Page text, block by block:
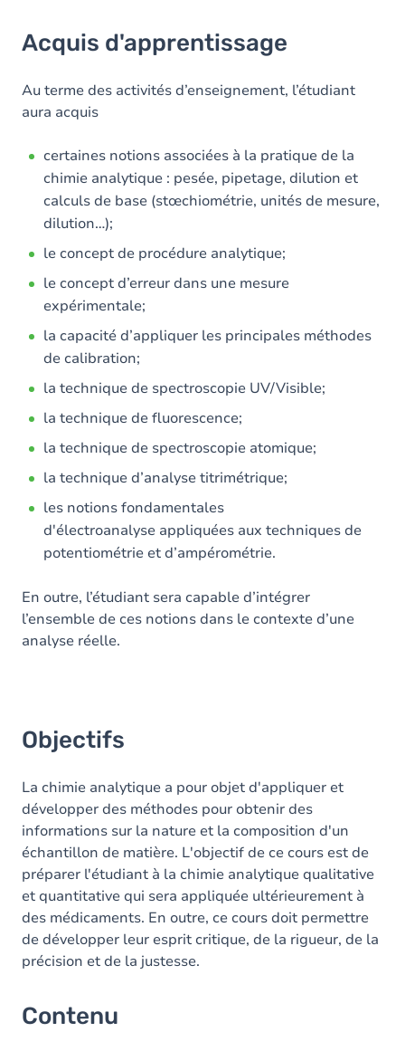
Objectifs
Contenu
Table des matières
Exercices
Acquis d'apprentissage
Au terme des activités d’enseignement, l’étudiant
aura acquis
certaines notions associées à la pratique de la
chimie analytique : pesée, pipetage, dilution et
calculs de base (stœchiométrie, unités de mesure,
dilution…);
le concept de procédure analytique;
le concept d’erreur dans une mesure
expérimentale;
la capacité d’appliquer les principales méthodes
de calibration;
la technique de spectroscopie UV/Visible;
la technique de fluorescence;
la technique de spectroscopie atomique;
la technique d’analyse titrimétrique;
les notions fondamentales
d'électroanalyse appliquées aux techniques de
potentiométrie et d’ampérométrie.
En outre, l’étudiant sera capable d’intégrer
l’ensemble de ces notions dans le contexte d’une
analyse réelle.
Objectifs
La chimie analytique a pour objet d'appliquer et
développer des méthodes pour obtenir des
informations sur la nature et la composition d'un
échantillon de matière. L'objectif de ce cours est de
préparer l'étudiant à la chimie analytique qualitative
et quantitative qui sera appliquée ultérieurement à
des médicaments. En outre, ce cours doit permettre
de développer leur esprit critique, de la rigueur, de la
précision et de la justesse.
Contenu